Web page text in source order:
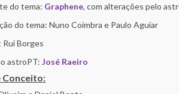
do tema: Graphene, com alterações pelo
do tema: Nuno Coimbra e Paulo Aguiar
Rui Borges
astroPT: José Raeiro
Conceito: